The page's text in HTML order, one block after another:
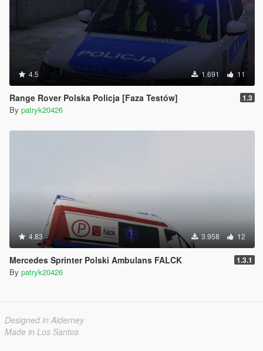
4.5 1.691 11
Range Rover Polska Policja [Faza Testów] 1.3
By patryk20426
4.83 3.958 12
Mercedes Sprinter Polski Ambulans FALCK 1.3.1
By patryk20426
Designed in Alderney
Made in Los Santos